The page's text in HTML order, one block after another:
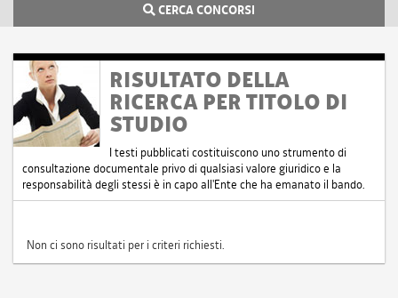
CERCA CONCORSI
RISULTATO DELLA
RICERCA PER TITOLO DI
STUDIO
I testi pubblicati costituiscono uno strumento di
consultazione documentale privo di qualsiasi valore giuridico e la
responsabilità degli stessi è in capo all'Ente che ha emanato il bando.
Non ci sono risultati per i criteri richiesti.